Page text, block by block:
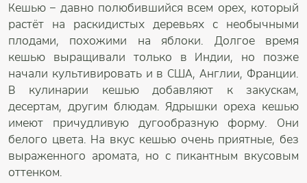
Кешью – давно полюбившийся всем орех, который
растёт на раскидистых деревьях с необычными
плодами, похожими на яблоки. Долгое время
кешью выращивали только в Индии, но позже
начали культивировать и в США, Англии, Франции.
В кулинарии кешью добавляют к закускам,
десертам, другим блюдам. Ядрышки ореха кешью
имеют причудливую дугообразную форму. Они
белого цвета. На вкус кешью очень приятные, без
выраженного аромата, но с пикантным вкусовым
оттенком.